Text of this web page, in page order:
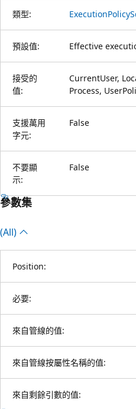
類型:
預設值: Effective
接受的
值:
CurrentUser,
Process,
支援萬用
字元:
False
不要顯
示:
False
參數集
(All)
Position:
必要:
來自管線的值:
來自管線按屬性名稱的值:
來自剩餘引數的值: